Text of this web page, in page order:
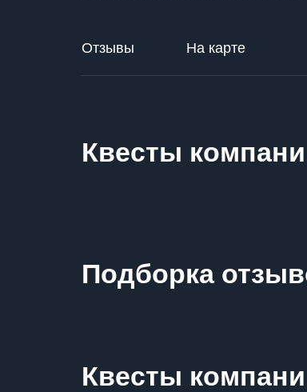
Отзывы На карте
Квесты
Подборка
Квесты